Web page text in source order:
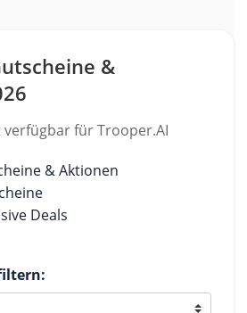
&
verfügbar für Trooper.AI
& Aktionen
Deals